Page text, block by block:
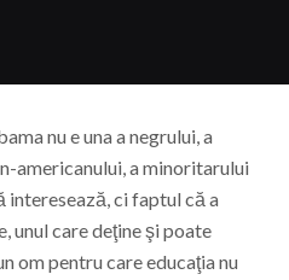
nu e una a negrului, a
americanului, a minoritarului
interesează, ci faptul că a
unul care deţine şi poate
om pentru care educaţia nu